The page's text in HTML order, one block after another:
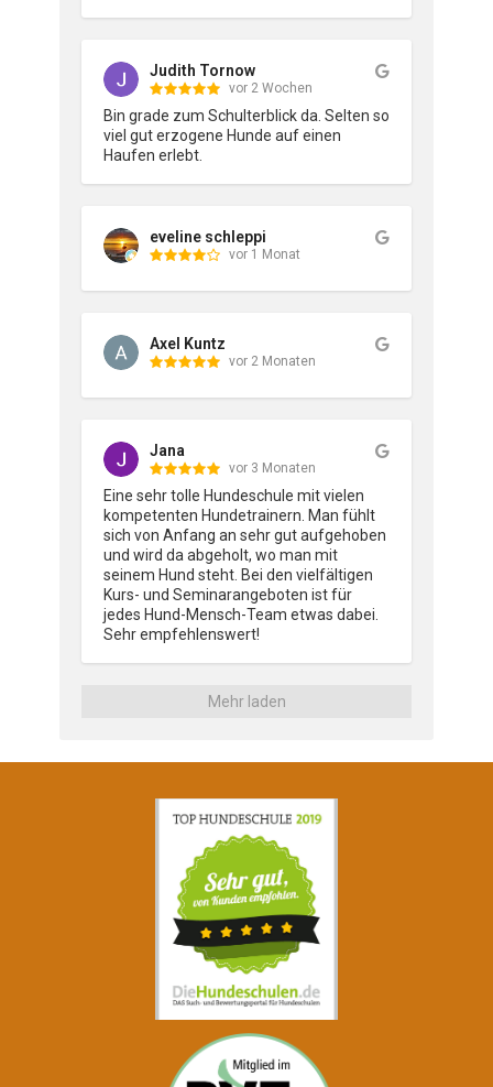
Judith Tornow
vor 2 Wochen
Bin grade zum Schulterblick da. Selten so
viel gut erzogene Hunde auf einen
Haufen erlebt.
eveline schleppi
vor 1 Monat
Axel Kuntz
vor 2 Monaten
Jana
vor 3 Monaten
Eine sehr tolle Hundeschule mit vielen
kompetenten Hundetrainern. Man fühlt
sich von Anfang an sehr gut aufgehoben
und wird da abgeholt, wo man mit
seinem Hund steht. Bei den vielfältigen
Kurs- und Seminarangeboten ist für
jedes Hund-Mensch-Team etwas dabei.
Sehr empfehlenswert!
Mehr laden